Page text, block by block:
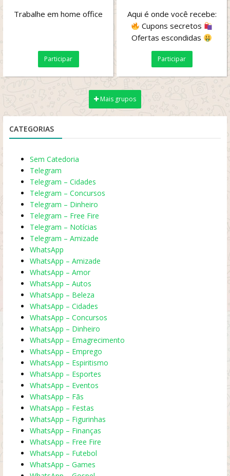
Trabalhe em home office
Participar
Aqui é onde você recebe:
Cupons secretos
Ofertas escondidas
Links que somem rapidinho
...
Participar
Mais grupos
CATEGORIAS
Sem Catedoria
Telegram
Telegram – Cidades
Telegram – Concursos
Telegram – Dinheiro
Telegram – Free Fire
Telegram – Notícias
Telegram – Amizade
WhatsApp
WhatsApp – Amizade
WhatsApp – Amor
WhatsApp – Autos
WhatsApp – Beleza
WhatsApp – Cidades
WhatsApp – Concursos
WhatsApp – Dinheiro
WhatsApp – Emagrecimento
WhatsApp – Emprego
WhatsApp – Espiritismo
WhatsApp – Esportes
WhatsApp – Eventos
WhatsApp – Fãs
WhatsApp – Festas
WhatsApp – Figurinhas
WhatsApp – Finanças
WhatsApp – Free Fire
WhatsApp – Futebol
WhatsApp – Games